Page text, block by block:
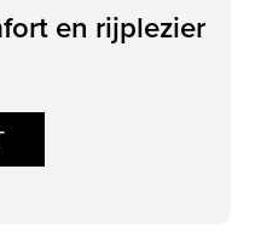
en rijplezier